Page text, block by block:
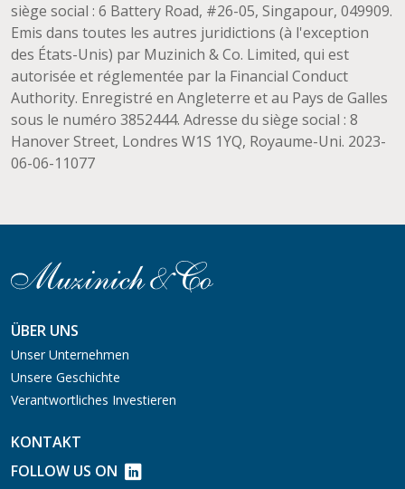
siège social : 6 Battery Road, #26-05, Singapour, 049909.
Emis dans toutes les autres juridictions (à l'exception
des États-Unis) par Muzinich & Co. Limited, qui est
autorisée et réglementée par la Financial Conduct
Authority. Enregistré en Angleterre et au Pays de Galles
sous le numéro 3852444. Adresse du siège social : 8
Hanover Street, Londres W1S 1YQ, Royaume-Uni. 2023-
06-06-11077
ÜBER UNS
Unser Unternehmen
Unsere Geschichte
Verantwortliches Investieren
KONTAKT
FOLLOW US ON